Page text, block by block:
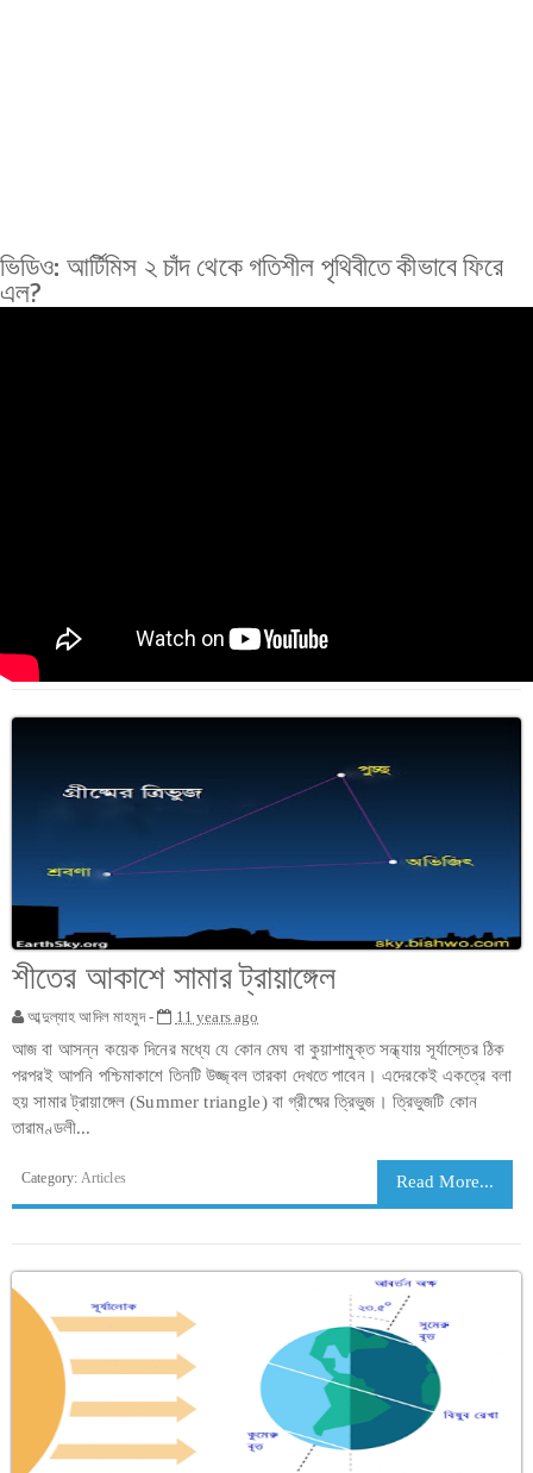
ভিডিও: আর্টিমিস ২ চাঁদ থেকে গতিশীল পৃথিবীতে কীভাবে ফিরে
এল?
শীতের আকাশে সামার ট্রায়াঙ্গেল
আব্দুল্যাহ আদিল মাহমুদ - 11 years ago
আজ বা আসন্ন কয়েক দিনের মধ্যে যে কোন মেঘ বা কুয়াশামুক্ত সন্ধ্যায় সূর্যাস্তের ঠিক
পরপরই আপনি পশ্চিমাকাশে তিনটি উজ্জ্বল তারকা দেখতে পাবেন। এদেরকেই একত্রে বলা
হয় সামার ট্রায়াঙ্গেল (Summer triangle) বা গ্রীষ্মের ত্রিভুজ। ত্রিভুজটি কোন
তারামণ্ডলী...
Category: Articles Read More...